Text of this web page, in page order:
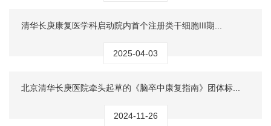
清华长庚康复医学科启动院内首个注册类干细胞III期...
2025-04-03
北京清华长庚医院牵头起草的《脑卒中康复指南》团体标...
2024-11-26